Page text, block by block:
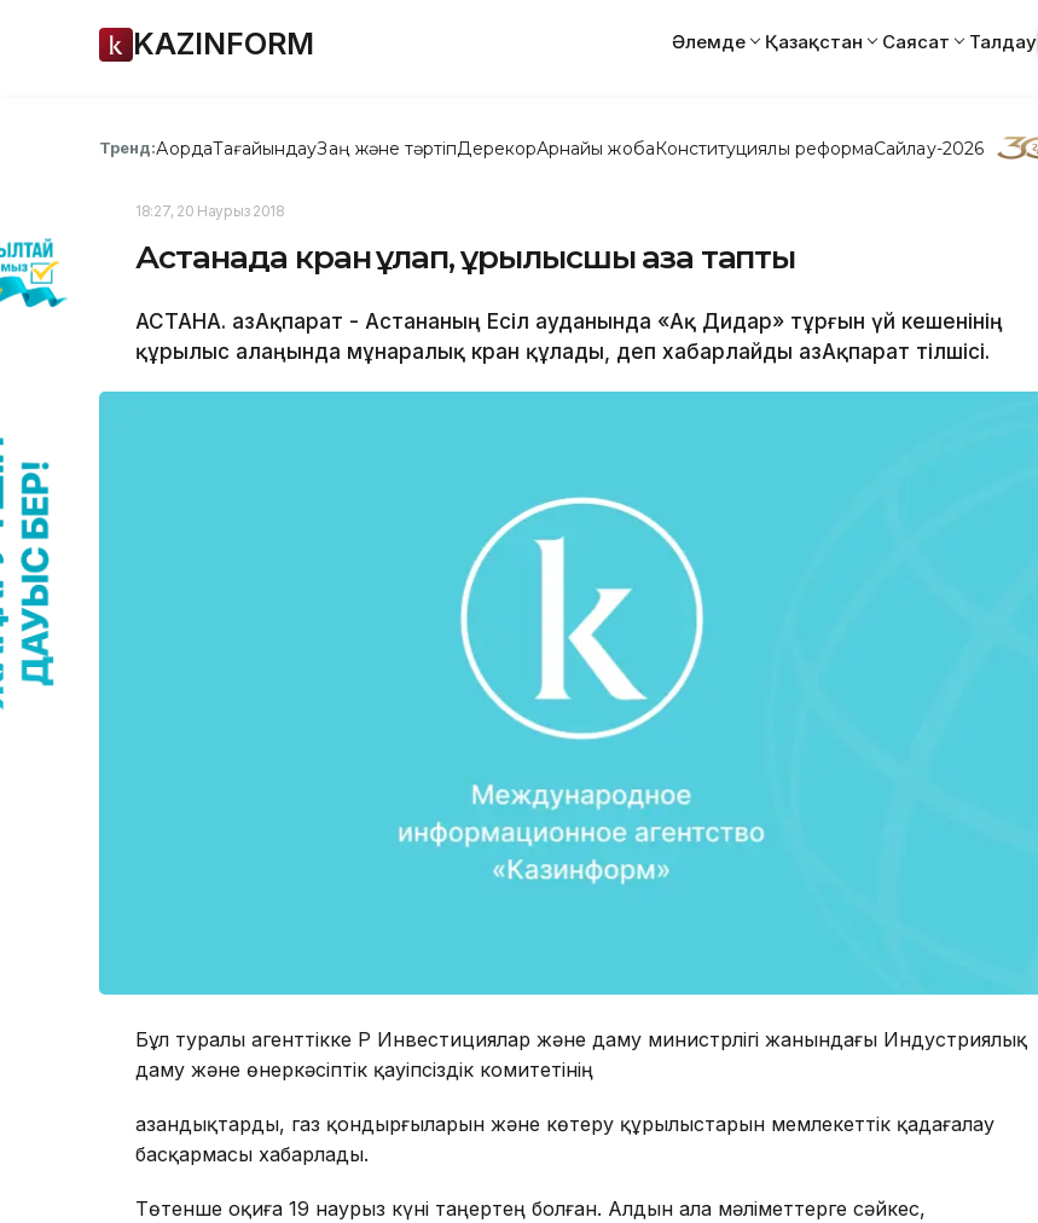
KAZINFORM Әлемде Қазақстан Саясат Талдау
Тренд:АқордаТағайындауЗаң және тәртіпДерекқорАрнайы жобаКонституциялық реформаСайлау-2026
18:27, 20 Наурыз 2018
Астанада кран құлап, құрылысшы қаза тапты
АСТАНА. ҚазАқпарат - Астананың Есіл ауданында «Ақ Дидар» тұрғын үй кешенінің
құрылыс алаңында мұнаралық кран құлады, деп хабарлайды ҚазАқпарат тілшісі.
Бұл туралы агенттікке ҚР Инвестициялар және даму министрлігі жанындағы Индустриялық
даму және өнеркәсіптік қауіпсіздік комитетінің
Қазандықтарды, газ қондырғыларын және көтеру құрылыстарын мемлекеттік қадағалау
басқармасы хабарлады.
Төтенше оқиға 19 наурыз күні таңертең болған. Алдын ала мәліметтерге сәйкес,